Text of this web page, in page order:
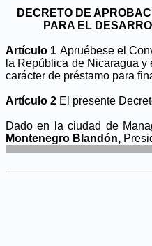
DECRETO DE
PARA EL
Artículo 1 Apruébese el
la República de Nicaragua
carácter de préstamo para
Artículo 2 El presente
Dado en la ciudad de
Montenegro Blandón,